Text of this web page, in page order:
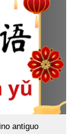
antiguo